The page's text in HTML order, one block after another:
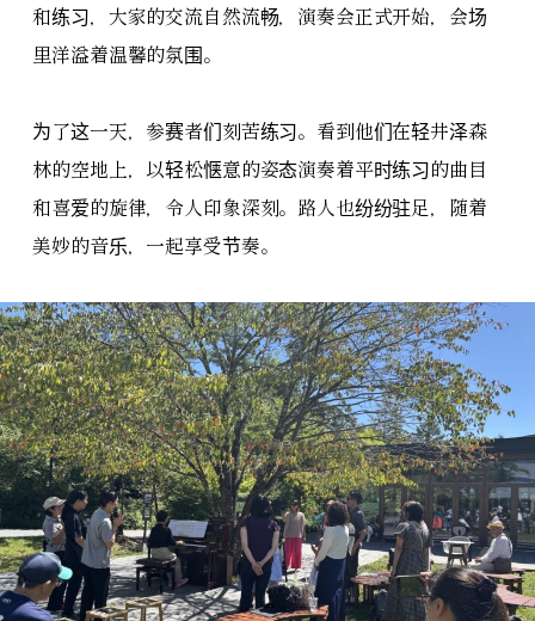
和练习，大家的交流自然流畅，演奏会正式开始，会场
里洋溢着温馨的氛围。
为了这一天，参赛者们刻苦练习。看到他们在轻井泽森
林的空地上，以轻松惬意的姿态演奏着平时练习的曲目
和喜爱的旋律，令人印象深刻。路人也纷纷驻足，随着
美妙的音乐，一起享受节奏。